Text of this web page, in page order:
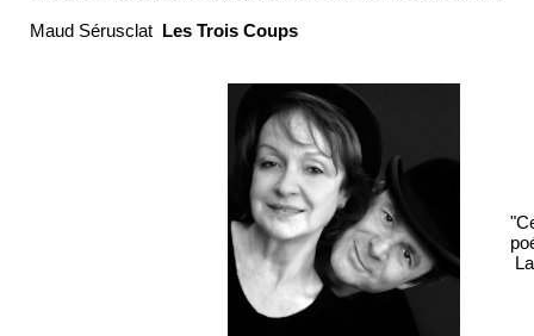
Maud Sérusclat Les Trois Coups